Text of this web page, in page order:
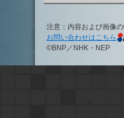
注意：内容および画像
お問い合わせはこちら
©BNP／NHK・NEP